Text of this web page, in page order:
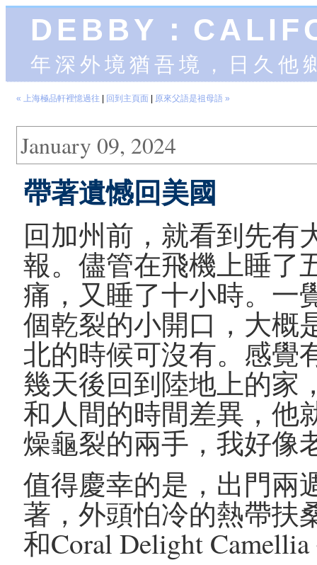
DEBBY：
年深外境猶吾境，日久
« 上海極品軒裡憶過往 回到主頁面 原來父語是祖母語 »
January 09, 2024
帶著遺憾回美國
回加州前，就看到先有
報。儘管在飛機上睡了
痛，又睡了十小時。一
個乾裂的小開口，大概
北的時候可沒有。感覺
幾天後回到陸地上的家
和人間的時間差異，他
燥龜裂的兩手，我好像
值得慶幸的是，出門兩
著，外頭怕冷的熱帶扶
和Coral Delight